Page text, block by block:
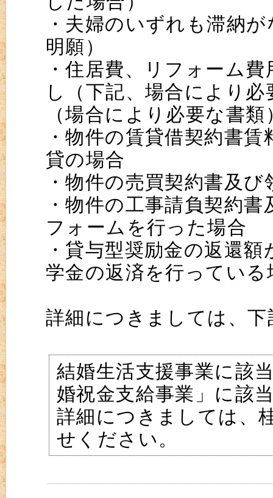
・夫婦のいずれも滞納
明願）
・住居費、リフォーム
し（下記、場合により
（場合により必要な書類
・物件の賃貸借契約書
貸の場合
・物件の売買契約書及
・物件の工事請負契約
フォームを行った場合
・貸与型奨励金の返還
学金の返済を行っている
詳細につきましては、
結婚生活支援事業に該
婚祝金支給事業」に該
詳細につきましては、
せください。